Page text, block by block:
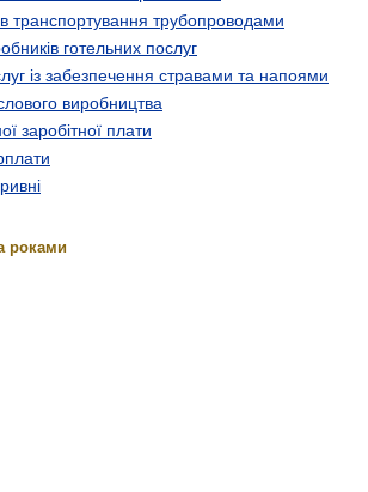
транспортування трубопроводами
готельних послуг
із забезпечення стравами та напоями
виробництва
заробітної плати
роками